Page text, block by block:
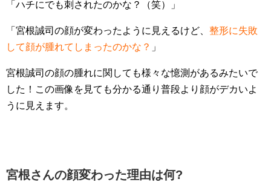
「ハチにでも刺されたのかな？（笑）」
「宮根誠司の顔が変わったように見えるけど、 整形に失敗
して顔が腫れてしまったのかな？ 」
宮根誠司の顔の腫れに関しても様々な憶測があるみたいで
した！この画像を見ても分かる通り普段より顔がデカいよ
うに見えます。
宮根さんの顔変わった理由は何?